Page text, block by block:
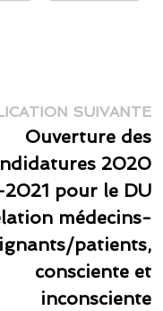
SUIVANTE
Ouverture des
2020
2021 pour le DU
médecins-
patients,
consciente et
inconsciente